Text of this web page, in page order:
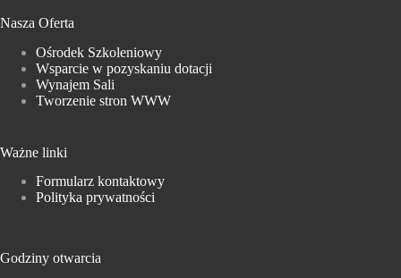
Nasza Oferta
Ośrodek Szkoleniowy
Wsparcie w pozyskaniu dotacji
Wynajem Sali
Tworzenie stron WWW
Ważne linki
Formularz kontaktowy
Polityka prywatności
Godziny otwarcia